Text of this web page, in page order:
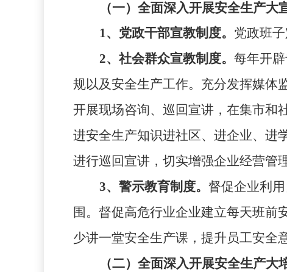
（一）全面深入开展安全生产大
1、党政干部宣教制度。 党政班
2、社会群众宣教制度。 每年开
规以及安全生产工作。充分发挥媒体
开展现场咨询、巡回宣讲，在集市和
进安全生产知识进社区、进企业、进
进行巡回宣讲，切实增强企业经营管
3、警示教育制度。 督促企业利
围。督促高危行业企业建立每天班前
少讲一堂安全生产课，提升员工安全
（二）全面深入开展安全生产大